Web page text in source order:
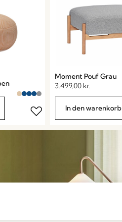
Moment Pouf Grau
3.499,00 kr.
In den warenkorb